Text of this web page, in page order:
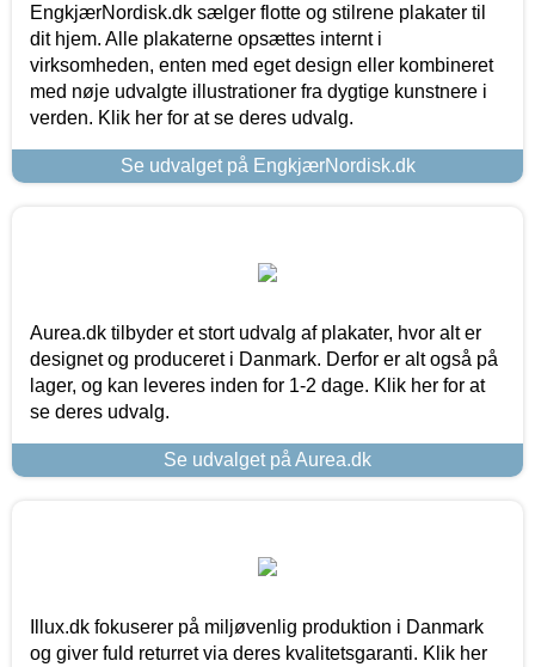
EngkjærNordisk.dk sælger flotte og stilrene plakater til
dit hjem. Alle plakaterne opsættes internt i
virksomheden, enten med eget design eller kombineret
med nøje udvalgte illustrationer fra dygtige kunstnere i
verden. Klik her for at se deres udvalg.
Se udvalget på EngkjærNordisk.dk
Aurea.dk tilbyder et stort udvalg af plakater, hvor alt er
designet og produceret i Danmark. Derfor er alt også på
lager, og kan leveres inden for 1-2 dage. Klik her for at
se deres udvalg.
Se udvalget på Aurea.dk
Illux.dk fokuserer på miljøvenlig produktion i Danmark
og giver fuld returret via deres kvalitetsgaranti. Klik her